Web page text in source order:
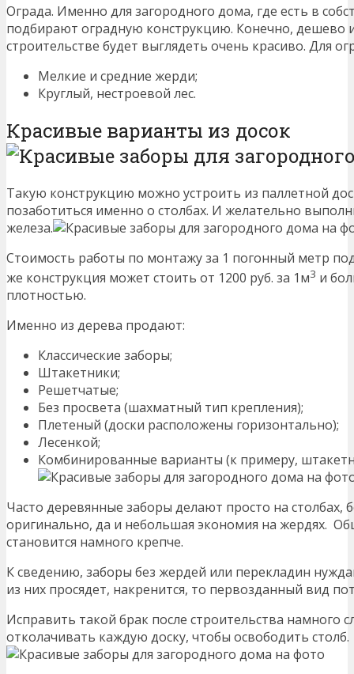
Ограда. Именно для загородного дома, где есть в
подбирают оградную конструкцию. Конечно, дешево
строительстве будет выглядеть очень красиво. Для
Мелкие и средние жерди;
Круглый, нестроевой лес.
Красивые варианты из досок
Такую конструкцию можно устроить из паллетной
позаботиться именно о столбах. И желательно
железа.
Стоимость работы по монтажу за 1 погонный метр
же конструкция может стоить от 1200 руб. за 1м3 и
плотностью.
Именно из дерева продают:
Классические заборы;
Штакетники;
Решетчатые;
Без просвета (шахматный тип крепления);
Плетеный (доски расположены горизонтально);
Лесенкой;
Комбинированные варианты (к примеру,
Часто деревянные заборы делают просто на столбах,
оригинально, да и небольшая экономия на жердях.
становится намного крепче.
К сведению, заборы без жердей или перекладин
из них просядет, накренится, то первозданный вид
Исправить такой брак после строительства намного
отколачивать каждую доску, чтобы освободить столб.